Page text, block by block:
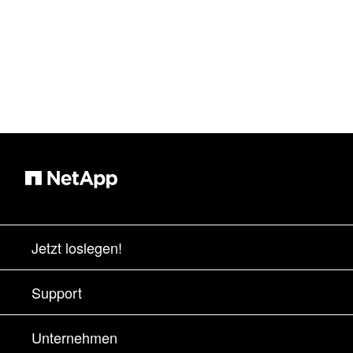
Jetzt loslegen!
Bezugsquellen
Vertrieb kontaktieren
Partner finden
Support
Support
Unternehmen